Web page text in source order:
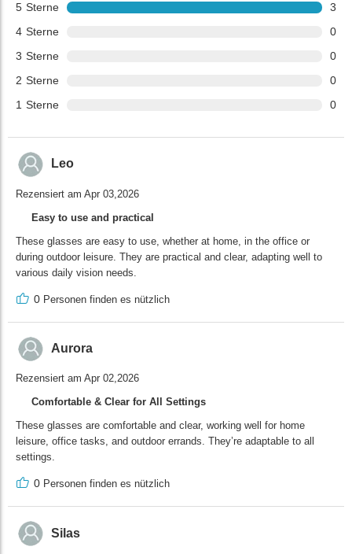
5 Sterne
3
4 Sterne
0
3 Sterne
0
2 Sterne
0
1 Sterne 0
Leo
Rezensiert am Apr 03,2026
Easy to use and practical
These glasses are easy to use, whether at home, in the office or
during outdoor leisure. They are practical and clear, adapting well to
various daily vision needs.
0 Personen finden es nützlich
Aurora
Rezensiert am Apr 02,2026
Comfortable & Clear for All Settings
These glasses are comfortable and clear, working well for home
leisure, office tasks, and outdoor errands. They’re adaptable to all
settings.
0 Personen finden es nützlich
Silas